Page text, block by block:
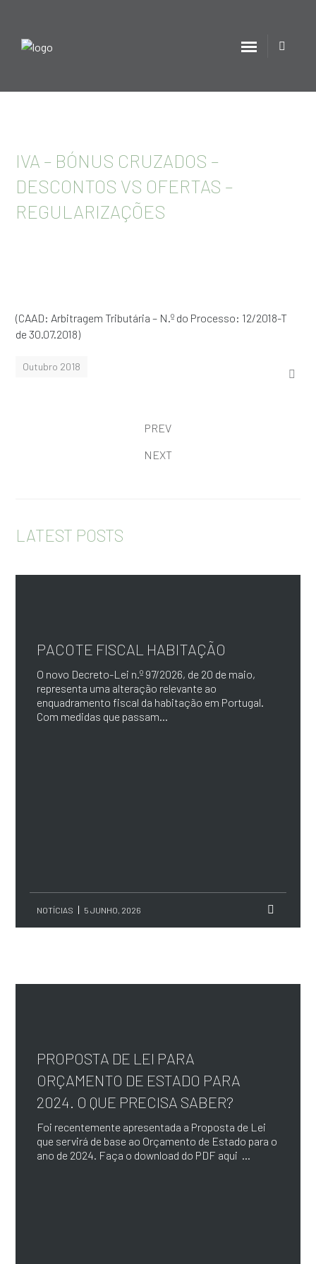
IVA – BÓNUS CRUZADOS –
DESCONTOS VS OFERTAS –
REGULARIZAÇÕES
(CAAD: Arbitragem Tributária – N.º do Processo: 12/2018-T
de 30.07.2018)
Outubro 2018
PREV
NEXT
LATEST POSTS
PACOTE FISCAL HABITAÇÃO
O novo Decreto-Lei n.º 97/2026, de 20 de maio,
representa uma alteração relevante ao
enquadramento fiscal da habitação em Portugal.
Com medidas que passam...
NOTÍCIAS 5 JUNHO, 2026
PROPOSTA DE LEI PARA
ORÇAMENTO DE ESTADO PARA
2024. O QUE PRECISA SABER?
Foi recentemente apresentada a Proposta de Lei
que servirá de base ao Orçamento de Estado para o
ano de 2024. Faça o download do PDF aqui ...